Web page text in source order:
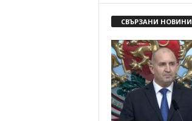
СВЪРЗАНИ НОВИНИ